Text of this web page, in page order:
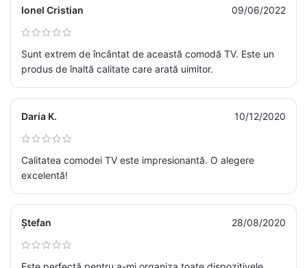
Ionel Cristian 09/06/2022
Sunt extrem de încântat de această comodă TV. Este un
produs de înaltă calitate care arată uimitor.
Daria K. 10/12/2020
Calitatea comodei TV este impresionantă. O alegere
excelentă!
Ștefan 28/08/2020